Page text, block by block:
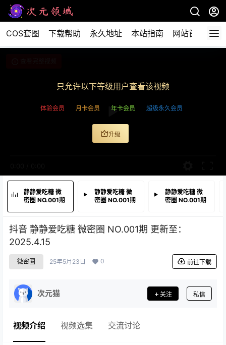
COS套图 下载帮助 永久地址 本站指南 网站首页
只允许以下等级用户查看该视频
体验会员 月卡会员 年卡会员 超级永久会员
升级
静静爱吃糖 微
密圈 NO.001期
静静爱吃糖 微
密圈 NO.001期
静静爱吃糖 微
密圈 NO.001期
抖音 静静爱吃糖 微密圈 NO.001期 更新至：
2025.4.15
微密圈 25年5月23日 0 前往下载
次元猫 关注 私信
视频介绍 视频选集 交流讨论